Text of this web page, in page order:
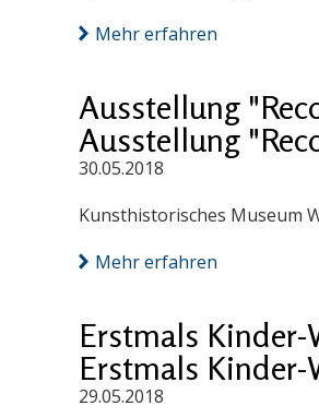
Mehr erfahren
Ausstellung
Ausstellung
30.05.2018
Kunsthistorisches Museum
Mehr erfahren
Erstmals
Erstmals
29.05.2018